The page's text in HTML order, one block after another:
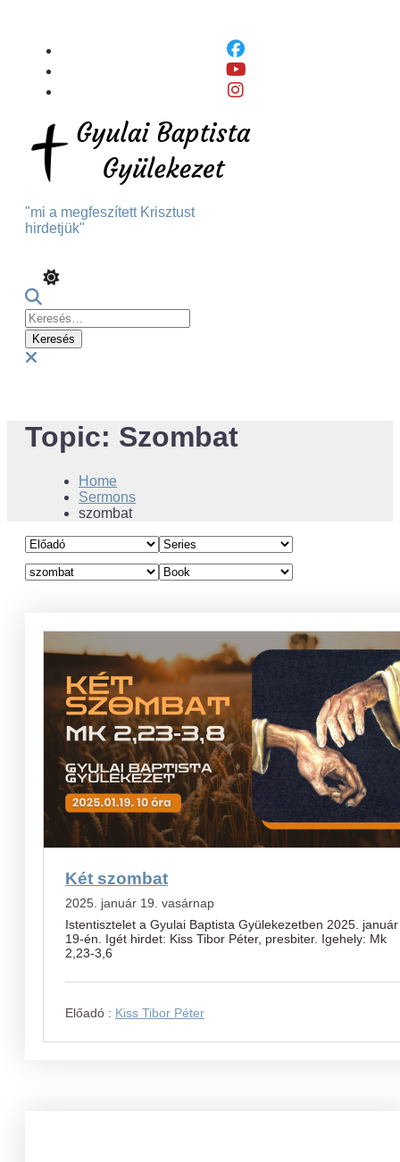
Content
"mi a megfeszített Krisztust
hirdetjük"
Keresés:
Topic: Szombat
Home
Sermons
szombat
Két szombat
2025. január 19. vasárnap
Istentisztelet a Gyulai Baptista Gyülekezetben 2025. január
19-én. Igét hirdet: Kiss Tibor Péter, presbiter. Igehely: Mk
2,23-3,6
Előadó : Kiss Tibor Péter